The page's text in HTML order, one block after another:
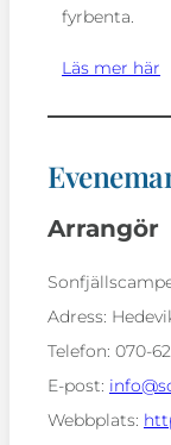
fyrbenta.
Läs mer här
Arrangör
Adress:
Telefon: 070-
E-post:
Webbplats: